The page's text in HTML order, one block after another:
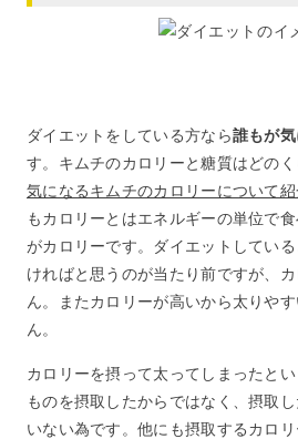
ダイエットをしている方なら誰もが
す。キムチのカロリーと糖質はどの
気になるキムチのカロリーについて紹
もカロリーとはエネルギーの単位で
がカロリーです。ダイエットしてい
ければと思うのが当たり前ですが、
ん。またカロリーが高いから太りや
ん。
カロリーを摂って太ってしまったと
ものを摂取したからではなく、摂取
いない為です。他にも摂取するカロ